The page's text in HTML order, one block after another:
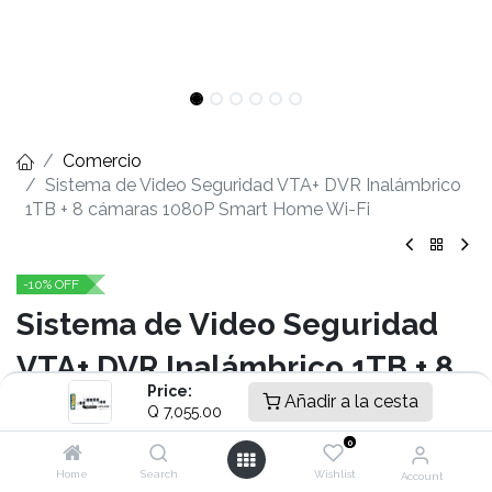
Price:
Q 7,055.00 Añadir a la cesta
Home Search
0
Wishlist Account
Comercio
Sistema de Video Seguridad VTA+ DVR Inalámbrico
1TB + 8 cámaras 1080P Smart Home Wi-Fi
-10% OFF
Sistema de Video Seguridad
VTA+ DVR Inalámbrico 1TB + 8
cámaras 1080P Smart Home
Wi-Fi